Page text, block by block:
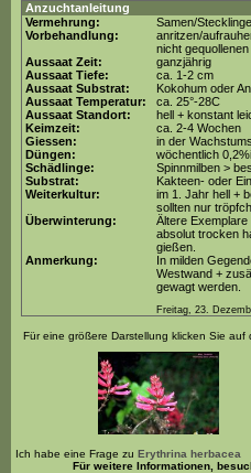
Anzuchtanleitung
Vermehrung:
Samen/Stecklinge
Vorbehandlung:
anritzen/
nicht
Aussaat Zeit:
ganzjährig
Aussaat Tiefe:
ca. 1-2 cm
Aussaat Substrat:
Kokohum oder
Aussaat Temperatur:
ca. 25°-28C
Aussaat Standort:
hell + konstant
Keimzeit:
ca. 2-4 Wochen
Giessen:
in der
Düngen:
wöchentlich
Schädlinge:
Spinnmilben >
Substrat:
Kakteen- oder
Weiterkultur:
im 1. Jahr hell +
sollten nur
Überwinterung:
Ältere
absolut trocken
gießen.
Anmerkung:
In milden
Westwand +
gewagt werden.
Freitag, 23.
Für eine größere Darstellung klicken Sie auf
Ich habe eine Frage zu Erythrina herbacea
Für weitere Informationen,